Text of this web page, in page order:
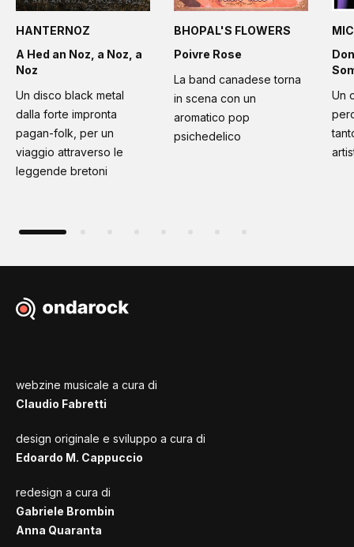
HANTERNOZ
A Hed an Noz, a Noz, a
Noz
Un disco black metal
dalla forte impronta
pagan-folk, per un
viaggio attraverso le
leggende bretoni
BHOPAL'S FLOWERS
Poivre Rose
La band canadese torna
in scena con un
aromatico pop
psichedelico
Un
webzine musicale a cura di
Claudio Fabretti
design originale e sviluppo a cura di
Edoardo M. Cappuccio
redesign a cura di
Gabriele Brombin
Anna Quaranta